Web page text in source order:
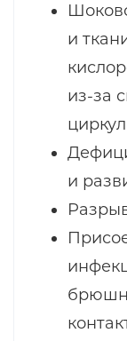
и
из-за
и